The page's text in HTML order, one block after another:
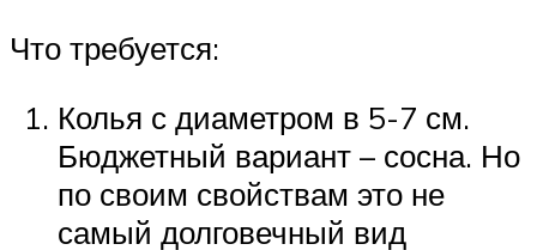
Что требуется:
Колья с диаметром в 5-7 см.
Бюджетный вариант – сосна. Но
по своим свойствам это не
самый долговечный вид